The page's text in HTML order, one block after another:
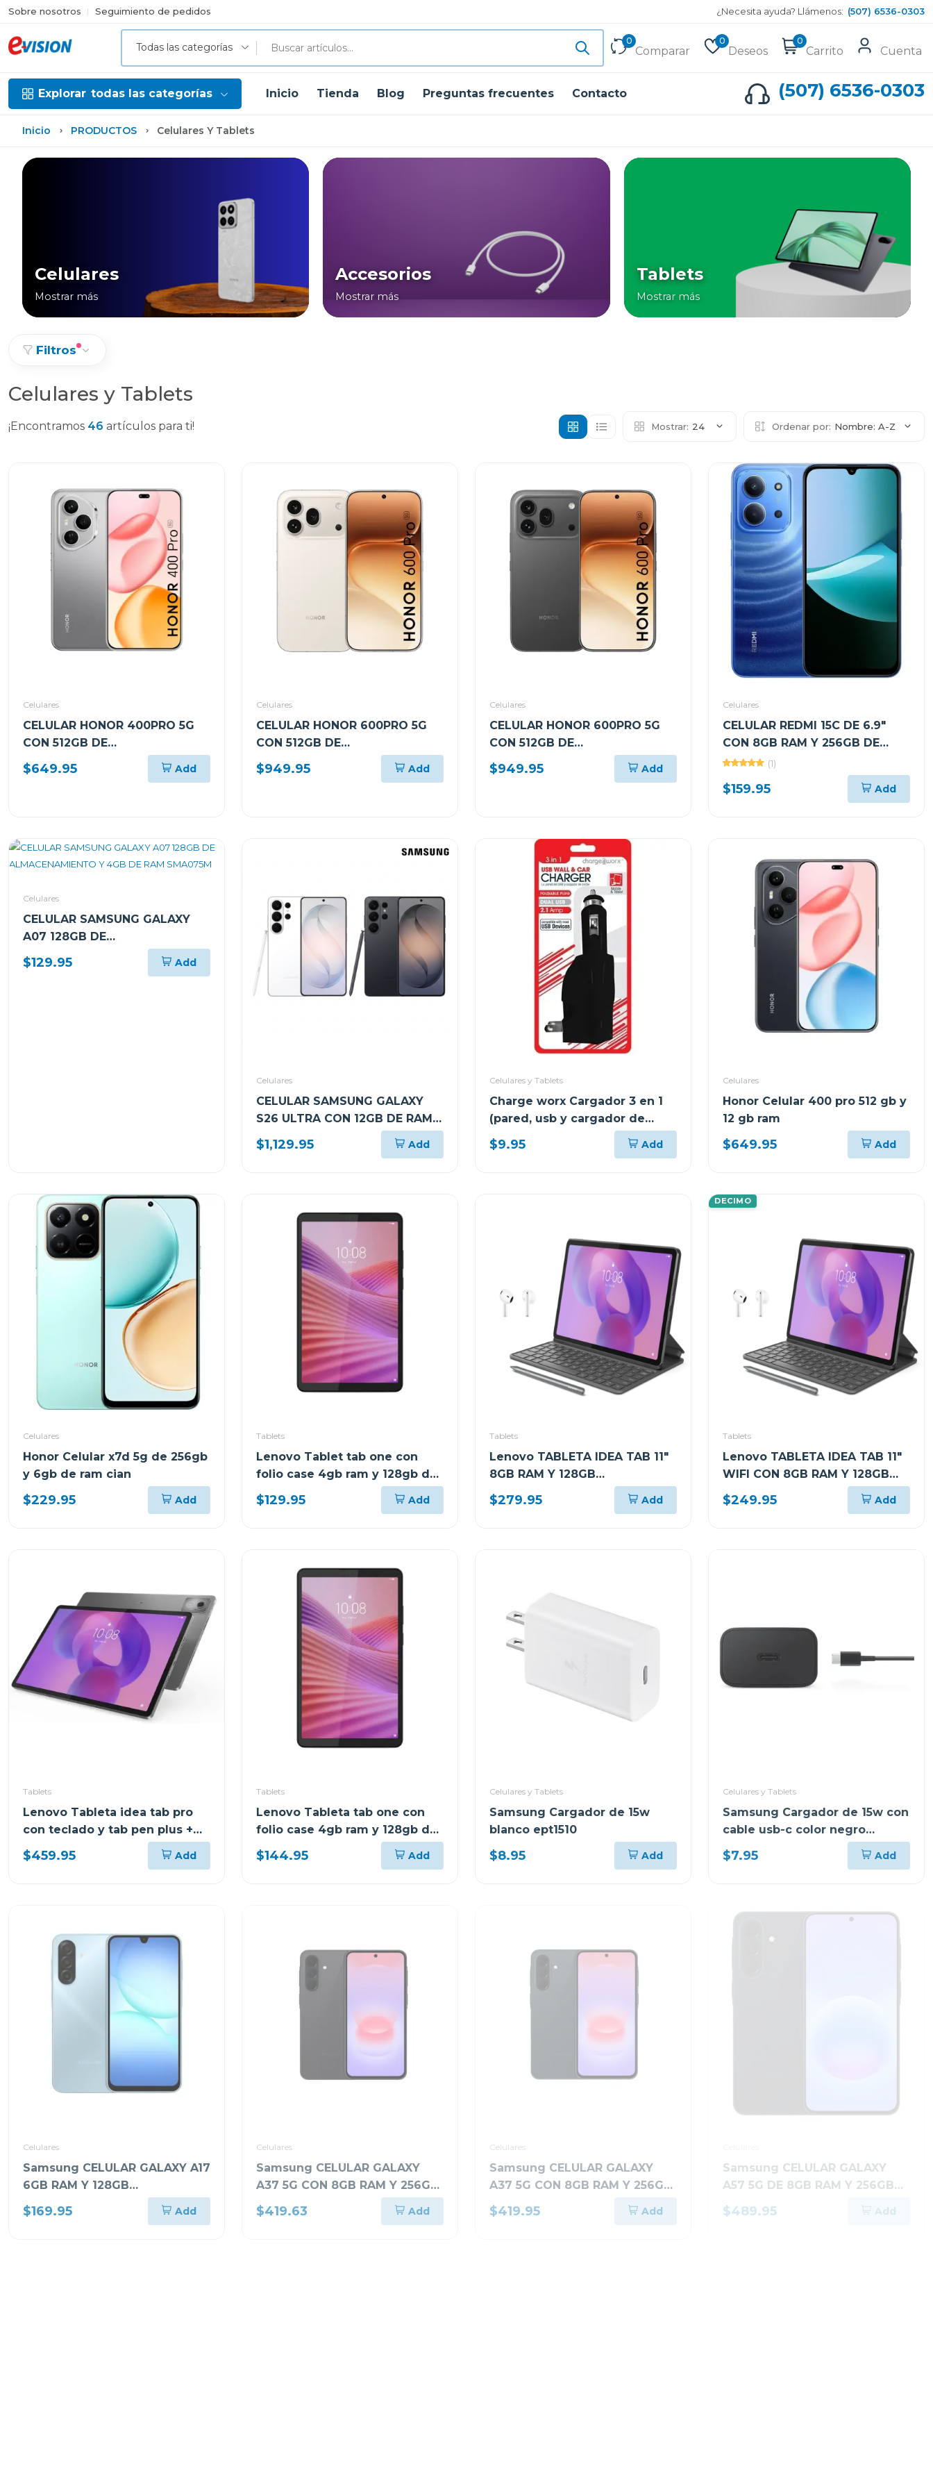
Sobre nosotros Seguimiento de pedidos ¿Necesita ayuda? Llámenos: (507) 6536-0303
Todas las categorías
0
Comparar
0
Deseos
0
Carrito Cuenta
Explorar todas las categorías Inicio Tienda Blog Preguntas frecuentes Contacto (507) 6536-0303
Inicio PRODUCTOS Celulares Y Tablets
Celulares
Mostrar más
Accesorios
Mostrar más
Tablets
Mostrar más
Filtros
Celulares y Tablets
¡Encontramos 46 artículos para ti! Mostrar: 24 Ordenar por: Nombre: A-Z
Celulares
CELULAR HONOR 400PRO 5G
CON 512GB DE
ALMACENAMIENTO Y 12GB DE
RAM GRIS DNPNX9GR
$649.95 Add
Celulares
CELULAR HONOR 600PRO 5G
CON 512GB DE
ALMACENAMIENTO Y 12GB DE
RAM COLOR DORADO VKPNX9
$949.95 Add
Celulares
CELULAR HONOR 600PRO 5G
CON 512GB DE
ALMACENAMIENTO Y 12GB DE
RAM COLOR NEGRO VKPNX9BL
$949.95 Add
Celulares
CELULAR REDMI 15C DE 6.9"
CON 8GB RAM Y 256GB DE
ALMACENAMIENTO COLOR
(1)
$159.95 Add
Celulares
CELULAR SAMSUNG GALAXY
A07 128GB DE
ALMACENAMIENTO Y 4GB DE
RAM SMA075M
$129.95 Add
Celulares
CELULAR SAMSUNG GALAXY
S26 ULTRA CON 12GB DE RAM Y
Y 512GB DE ALMACENAMIENTO
$1,129.95 Add
Celulares y Tablets
Charge worx Cargador 3 en 1
(pared, usb y cargador de
coche) cx3025
$9.95 Add
Celulares
Honor Celular 400 pro 512 gb y
12 gb ram
$649.95 Add
Celulares
Honor Celular x7d 5g de 256gb
y 6gb de ram cian
$229.95 Add
Tablets
Lenovo Tablet tab one con
folio case 4gb ram y 128gb de
almacenamiento wifi gris 113
tb305fu
$129.95 Add
Tablets
Lenovo TABLETA IDEA TAB 11"
8GB RAM Y 128GB
ALMACENAMIENTO GRIS LUNAR
CON TECLADO Y PEN PLUS +
$279.95 Add
DECIMO
Tablets
Lenovo TABLETA IDEA TAB 11"
WIFI CON 8GB RAM Y 128GB
ALMACENAMIENTO GRIS LUNAR
CON FOLIO TECLADO Y PEN
$249.95 Add
Tablets
Lenovo Tableta idea tab pro
con teclado y tab pen plus +
moto buds 8gb de ram y 256
gb
$459.95 Add
Tablets
Lenovo Tableta tab one con
folio case 4gb ram y 128gb de
almacenamiento lte gris 10147
tb305xu
$144.95 Add
Celulares y Tablets
Samsung Cargador de 15w
blanco ept1510
$8.95 Add
Celulares y Tablets
Samsung Cargador de 15w con
cable usb-c color negro
ept1510
$7.95 Add
Celulares
Samsung CELULAR GALAXY A17
6GB RAM Y 128GB
ALMACENAMIENTO AZUL
CLARO A175FLB
$169.95 Add
Celulares
Samsung CELULAR GALAXY
A37 5G CON 8GB RAM Y 256GB
ALMACENAMIENTO NEGRO
A376BB
$419.63 Add
Celulares
Samsung CELULAR GALAXY
A37 5G CON 8GB RAM Y 256GB
ALMACENAMIENTO VERDE
OSCURO A376BDG
$419.95 Add
Samsung CELULAR GALAXY
A57 5G DE 8GB RAM Y 256GB
ALMACENAMIENTO AZUL
OSCURO A576BDBLUE
$489.95 Add